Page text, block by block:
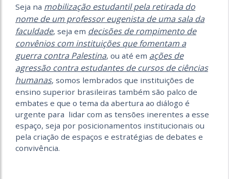
Seja na mobilização estudantil pela retirada do
nome de um professor eugenista de uma sala da
faculdade, seja em decisões de rompimento de
convênios com instituições que fomentam a
guerra contra Palestina, ou até em ações de
agressão contra estudantes de cursos de ciências
humanas, somos lembrados que instituições de
ensino superior brasileiras também são palco de
embates e que o tema da abertura ao diálogo é
urgente para lidar com as tensões inerentes a esse
espaço, seja por posicionamentos institucionais ou
pela criação de espaços e estratégias de debates e
convivência.